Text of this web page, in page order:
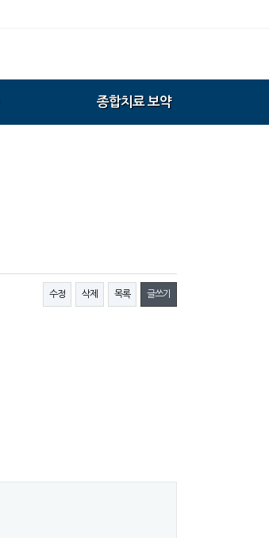
종합치료 보약
수정 삭제 목록 글쓰기